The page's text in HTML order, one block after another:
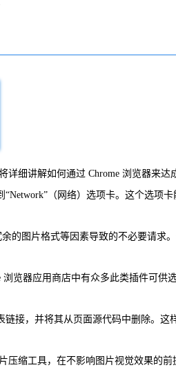
细讲解如何通过 Chrome 浏览器来达
（网络）选项卡。这个选项
的图片格式等因素导致的不必要请求
览器应用商店中有众多此类插件可供
接，并将其从页面源代码中删除。
缩工具，在不影响图片视觉效果的